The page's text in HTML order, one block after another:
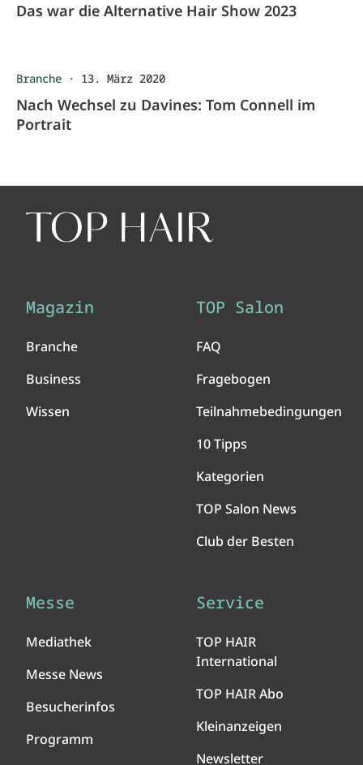
Das war die Alternative Hair Show 2023
Branche · 13. März 2020
Nach Wechsel zu Davines: Tom Connell im
Portrait
Magazin
Branche
Business
Wissen
TOP Salon
FAQ
Fragebogen
Teilnahmebedingungen
10 Tipps
Kategorien
TOP Salon News
Club der Besten
Messe
Mediathek
Messe News
Besucherinfos
Programm
Service
TOP HAIR
International
TOP HAIR Abo
Kleinanzeigen
Newsletter